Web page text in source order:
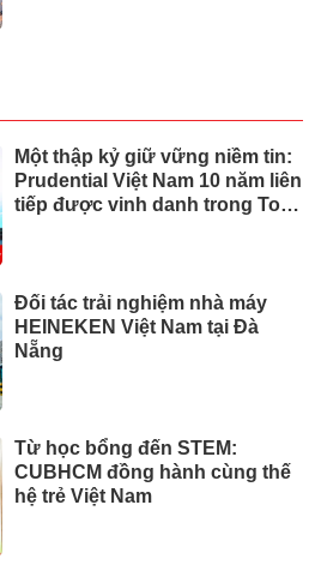
Một thập kỷ giữ vững niềm tin:
Prudential Việt Nam 10 năm liên
tiếp được vinh danh trong Top
Đối tác trải nghiệm nhà máy
HEINEKEN Việt Nam tại Đà
Nẵng
Từ học bổng đến STEM:
CUBHCM đồng hành cùng thế
hệ trẻ Việt Nam